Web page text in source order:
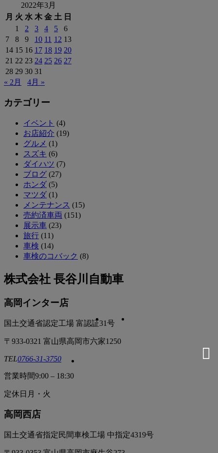
2022年3月
月 火 水 木 金 土 日
1
2 3 4 5
6
7
8 9 10 11 12 13
14 15 16 17 18 19 20
21 22 23 24 25 26 27
28 29 30 31
« 2月
4月 »
カテゴリー
イベント (4)
お店紹介 (19)
グルメ (1)
スズキ (6)
ダイハツ (7)
ブログ (27)
ホンダ (5)
マツダ (1)
メンテナンス (15)
売約済車両 (151)
展示車 (23)
旅行 (11)
車検 (14)
車検のコバック (8)
株式会社 長谷川自動車
高岡インター店
国土交通省認定工場 富認証31号
〒933-0321 富山県高岡市六家1250
TEL0766-31-3750
営業時間9:00 – 18:30
定休日 月・火
高岡西店
国土交通省指定民間車検工場 中指定4319号